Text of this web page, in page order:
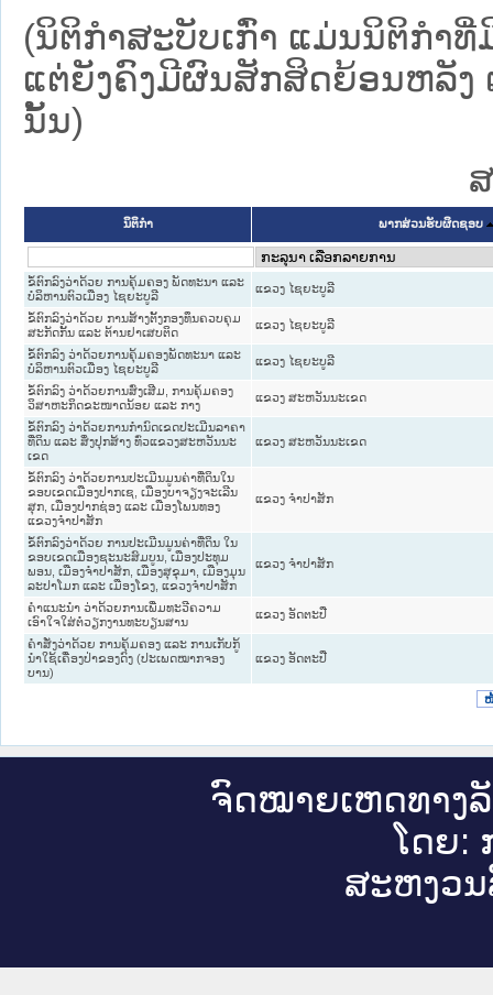
(ນິຕິກໍາສະບັບເກົ່າ ແມ່ນນິຕິກໍາ
ແຕ່ຍັງຄົງມີຜົນສັກສິດຍ້ອນຫລັງ
ນັ້ນ)
ນິຕິກໍາ ພາກສ່ວນຮັບຜິດຊອບ
ຂໍ້ຕົກລົງວ່າດ້ວຍ ການຄຸ້ມຄອງ ພັດທະນາ ແລະ
ບໍລິຫານຕົວເມືອງ ໄຊຍະບູລີ
ແຂວງ ໄຊຍະບູລີ
ຂໍ້ຕົກລົງວ່າດ້ວຍ ການສ້າງຕັ້ງກອງທຶນຄວບຄຸມ
ສະກັດກັ້ນ ແລະ ຕ້ານຢາເສບຕິດ
ແຂວງ ໄຊຍະບູລີ
ຂໍ້ຕົກລົງ ວ່າດ້ວຍການຄຸ້ມຄອງພັດທະນາ ແລະ
ບໍລິຫານຕົວເມືອງ ໄຊຍະບູລີ
ແຂວງ ໄຊຍະບູລີ
ຂໍ້ຕົກລົງ ວ່າດ້ວຍການສົ່ງເສີມ, ການຄຸ້ມຄອງ
ວິສາຫະກິດຂະໜາດນ້ອຍ ແລະ ກາງ
ແຂວງ ສະຫວັນນະເຂດ
ຂໍ້ຕົກລົງ ວ່າດ້ວຍການກໍານົດເຂດປະເມີນລາຄາ
ທີ່ດິນ ແລະ ສິ່ງປຸກສ້າງ ທົ່ວແຂວງສະຫວັນນະ
ເຂດ
ແຂວງ ສະຫວັນນະເຂດ
ຂໍ້ຕົກລົງ ວ່າດ້ວຍການປະເມີນມູນຄ່າທີ່ດິນໃນ
ຂອບເຂດເມືອງປາກເຊ, ເມືອງບາຈຽງຈະເລີນ
ສຸກ, ເມືອງປາກຊ່ອງ ແລະ ເມືອງໂພນທອງ
ແຂວງຈຳປາສັກ
ແຂວງ ຈໍາປາສັກ
ຂໍ້ຕົກລົງວ່າດ້ວຍ ການປະເມີນມູນຄ່າທີ່ດິນ ໃນ
ຂອບເຂດເມືອງຊະນະສົມບູນ, ເມືອງປະທຸມ
ພອນ, ເມືອງຈຳປາສັກ, ເມືອງສຸຂຸມາ, ເມືອງມຸນ
ລະປາໂມກ ແລະ ເມືອງໂຂງ, ແຂວງຈຳປາສັກ
ແຂວງ ຈໍາປາສັກ
ຄຳແນະນຳ ວ່າດ້ວຍການເພີ່ມທະວີຄວາມ
ເອົາໃຈໃສ່ຕໍ່ວຽກງານທະບຽນສານ
ແຂວງ ອັດຕະປື
ຄຳສັ່ງວ່າດ້ວຍ ການຄຸ້ມຄອງ ແລະ ການເກັບກູ້
ນຳໃຊ້ເຄື່ອງປ່າຂອງດົງ (ປະເພດໝາກຈອງ
ບານ)
ແຂວງ ອັດຕະປື
ຈົດ​ໝາຍ​ເຫດ​ທາງ​
ໂດຍ:
ສະ​ຫງວນ​